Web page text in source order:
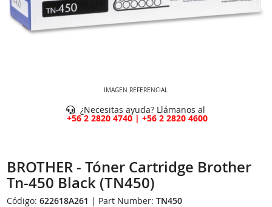
IMAGEN REFERENCIAL
¿Necesitas ayuda? Llámanos al
+56 2 2820 4740 | +56 2 2820 4600
BROTHER - Tóner Cartridge Brother
Tn-450 Black (TN450)
Código:622618A261 | Part Number:TN450